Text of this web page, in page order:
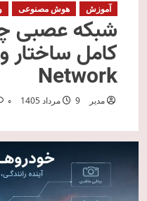
آموزش هوش مصنوعی
شبکه عصبی
Network
مدیر 9 مرداد 1405 0